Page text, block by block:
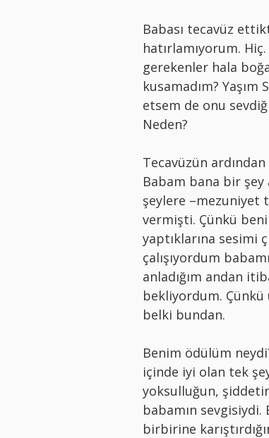
Babası tecavüz
hatırlamıyorum.
gerekenler hala
kusamadım?
etsem de onu
Neden?
Tecavüzün
Babam bana bir şey
şeylere –mezuniyet
vermişti. Çünkü
yaptıklarına sesimi
çalışıyordum
anladığım andan
bekliyordum.
belki bundan.
Benim ödülüm
içinde iyi olan tek
yoksulluğun,
babamın sevgisiydi.
birbirine